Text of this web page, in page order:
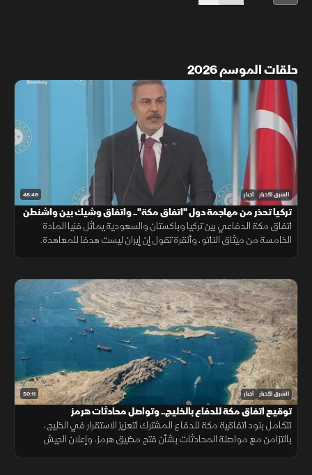
حلقات الموسم 2026
48:49 الشرق للأخبار أخبار
تركيا تحذر من مهاجمة دول "اتفاق مكة".. واتفاق وشيك بين واشنطن
وطهران
اتفاق مكة الدفاعي بين تركيا وباكستان والسعودية يماثل فنيا المادة
الخامسة من ميثاق الناتو، وأنقرة تقول إن إيران ليست هدفا للمعاهدة.
50:11 الشرق للأخبار أخبار
توقيع اتفاق مكة للدفاع بالخليج.. وتواصل محادثات هرمز
تتكامل بنود اتفاقية مكة للدفاع المشترك لتعزيز الاستقرار في الخليج،
بالتزامن مع مواصلة المحادثات بشأن فتح مضيق هرمز، وإعلان الجيش